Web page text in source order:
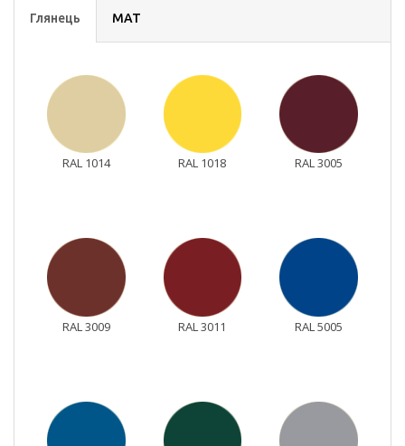
Глянець МАТ
RAL 1014 RAL 1018 RAL 3005
RAL 3009 RAL 3011 RAL 5005